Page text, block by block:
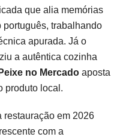
que alia memórias
trabalhando
apurada. Já o
a autêntica cozinha
Peixe no Mercado aposta
produto local.
restauração em 2026
com a